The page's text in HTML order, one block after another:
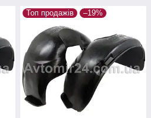
Топ продажів –19%